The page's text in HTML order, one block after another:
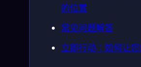
的位置
常见问题解答
立即行动：如何让